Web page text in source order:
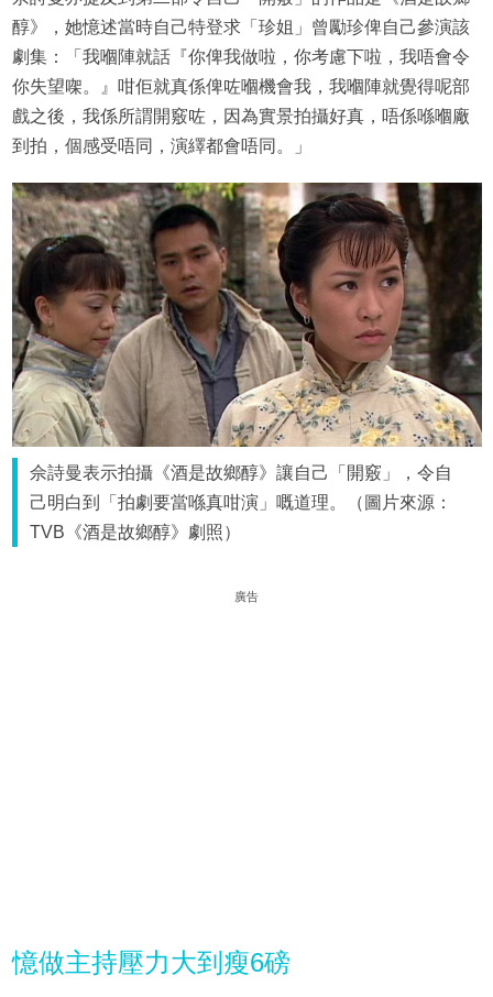
醇》，她憶述當時自己特登求「珍姐」曾勵珍俾自己參演該
劇集：「我嗰陣就話『你俾我做啦，你考慮下啦，我唔會令
你失望㗎。』咁佢就真係俾咗嗰機會我，我嗰陣就覺得呢部
戲之後，我係所謂開竅咗，因為實景拍攝好真，唔係喺嗰廠
到拍，個感受唔同，演繹都會唔同。」
佘詩曼表示拍攝《酒是故鄉醇》讓自己「開竅」，令自
己明白到「拍劇要當喺真咁演」嘅道理。（圖片來源：
TVB《酒是故鄉醇》劇照）
廣告
憶做主持壓力大到瘦6磅